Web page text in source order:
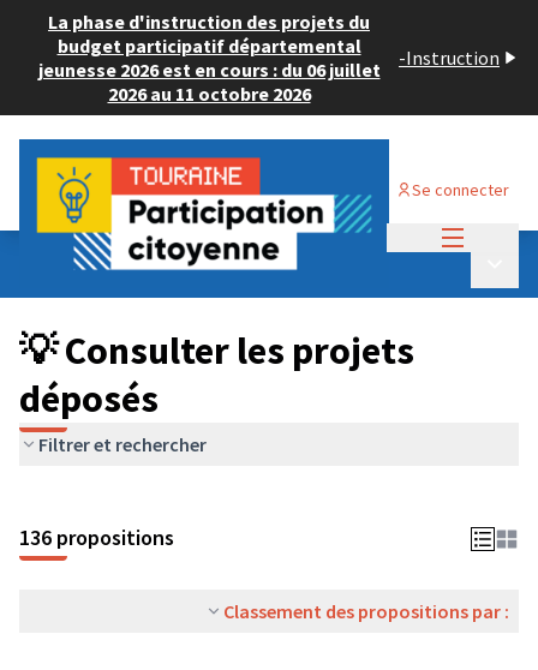
La phase d'instruction des projets du
budget participatif départemental
jeunesse 2026 est en cours : du 06 juillet
2026 au 11 octobre 2026
-Instruction
Se connecter
Budget Participatif JEUNESSE 2024
💡 Consulter les projets déposés
💡 Consulter les projets
déposés
Filtrer et rechercher
136 propositions
Classement des propositions par :